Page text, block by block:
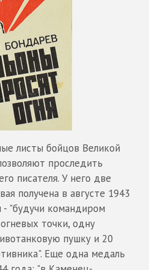
листы бойцов Великой
проследить
писателя. У него две
получена в августе 1943
- "будучи командиром
точки, одну
пушку и 20
Еще одна медаль